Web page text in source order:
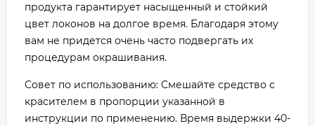
продукта гарантирует насыщенный и стойкий
цвет локонов на долгое время. Благодаря этому
вам не придется очень часто подвергать их
процедурам окрашивания.
Совет по использованию: Смешайте средство с
красителем в пропорции указанной в
инструкции по применению. Время выдержки 40-